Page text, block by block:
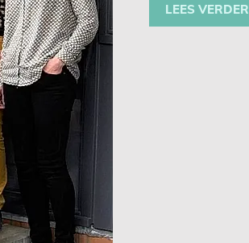
LEES VERDER